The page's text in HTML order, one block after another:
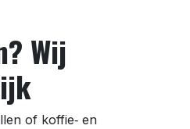
Wij
of koffie‑ en